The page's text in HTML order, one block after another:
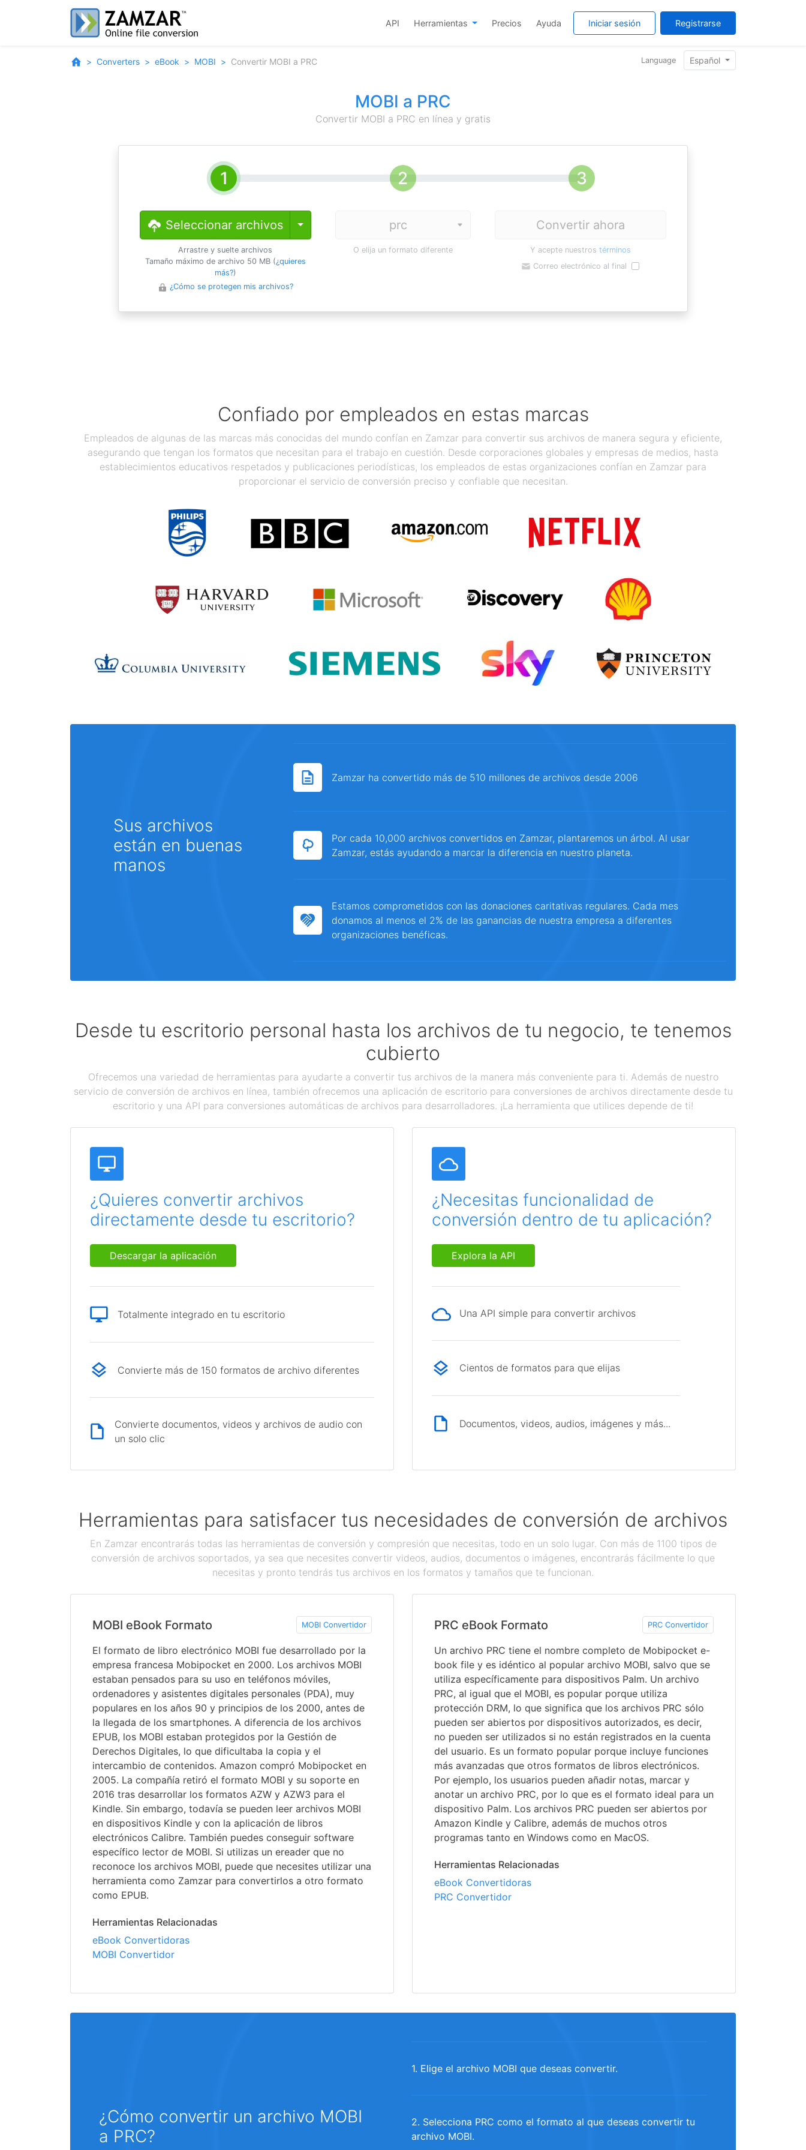
API Herramientas Precios Ayuda Iniciar sesión Registrarse
Converters eBook MOBI Convertir MOBI a PRC Language Español
MOBI a PRC
Convertir MOBI a PRC en línea y gratis
Seleccionar archivos Toggle Dropdown
Arrastre y suelte archivos
Tamaño máximo de archivo 50 MB (¿quieres
más?)
¿Cómo se protegen mis archivos?
O elija un formato diferente
Convertir ahora
Y acepte nuestros términos
Correo electrónico al final
Confiado por empleados en estas marcas
Empleados de algunas de las marcas más conocidas del mundo confían en Zamzar para convertir sus archivos de manera segura y eficiente,
asegurando que tengan los formatos que necesitan para el trabajo en cuestión. Desde corporaciones globales y empresas de medios, hasta
establecimientos educativos respetados y publicaciones periodísticas, los empleados de estas organizaciones confían en Zamzar para
proporcionar el servicio de conversión preciso y confiable que necesitan.
Sus archivos
están en buenas
manos
Zamzar ha convertido más de 510 millones de archivos desde 2006
Por cada 10,000 archivos convertidos en Zamzar, plantaremos un árbol. Al usar
Zamzar, estás ayudando a marcar la diferencia en nuestro planeta.
Estamos comprometidos con las donaciones caritativas regulares. Cada mes
donamos al menos el 2% de las ganancias de nuestra empresa a diferentes
organizaciones benéficas.
Desde tu escritorio personal hasta los archivos de tu negocio, te tenemos
cubierto
Ofrecemos una variedad de herramientas para ayudarte a convertir tus archivos de la manera más conveniente para ti. Además de nuestro
servicio de conversión de archivos en línea, también ofrecemos una aplicación de escritorio para conversiones de archivos directamente desde tu
escritorio y una API para conversiones automáticas de archivos para desarrolladores. ¡La herramienta que utilices depende de ti!
¿Quieres convertir archivos
directamente desde tu escritorio?
Descargar la aplicación
Totalmente integrado en tu escritorio
Convierte más de 150 formatos de archivo diferentes
Convierte documentos, videos y archivos de audio con
un solo clic
¿Necesitas funcionalidad de
conversión dentro de tu aplicación?
Explora la API
Una API simple para convertir archivos
Cientos de formatos para que elijas
Documentos, videos, audios, imágenes y más...
Herramientas para satisfacer tus necesidades de conversión de archivos
En Zamzar encontrarás todas las herramientas de conversión y compresión que necesitas, todo en un solo lugar. Con más de 1100 tipos de
conversión de archivos soportados, ya sea que necesites convertir videos, audios, documentos o imágenes, encontrarás fácilmente lo que
necesitas y pronto tendrás tus archivos en los formatos y tamaños que te funcionan.
MOBI eBook Formato MOBI Convertidor
El formato de libro electrónico MOBI fue desarrollado por la
empresa francesa Mobipocket en 2000. Los archivos MOBI
estaban pensados para su uso en teléfonos móviles,
ordenadores y asistentes digitales personales (PDA), muy
populares en los años 90 y principios de los 2000, antes de
la llegada de los smartphones. A diferencia de los archivos
EPUB, los MOBI estaban protegidos por la Gestión de
Derechos Digitales, lo que dificultaba la copia y el
intercambio de contenidos. Amazon compró Mobipocket en
2005. La compañía retiró el formato MOBI y su soporte en
2016 tras desarrollar los formatos AZW y AZW3 para el
Kindle. Sin embargo, todavía se pueden leer archivos MOBI
en dispositivos Kindle y con la aplicación de libros
electrónicos Calibre. También puedes conseguir software
específico lector de MOBI. Si utilizas un ereader que no
reconoce los archivos MOBI, puede que necesites utilizar una
herramienta como Zamzar para convertirlos a otro formato
como EPUB.
Herramientas Relacionadas
eBook Convertidoras
MOBI Convertidor
PRC eBook Formato PRC Convertidor
Un archivo PRC tiene el nombre completo de Mobipocket e-
book file y es idéntico al popular archivo MOBI, salvo que se
utiliza específicamente para dispositivos Palm. Un archivo
PRC, al igual que el MOBI, es popular porque utiliza
protección DRM, lo que significa que los archivos PRC sólo
pueden ser abiertos por dispositivos autorizados, es decir,
no pueden ser utilizados si no están registrados en la cuenta
del usuario. Es un formato popular porque incluye funciones
más avanzadas que otros formatos de libros electrónicos.
Por ejemplo, los usuarios pueden añadir notas, marcar y
anotar un archivo PRC, por lo que es el formato ideal para un
dispositivo Palm. Los archivos PRC pueden ser abiertos por
Amazon Kindle y Calibre, además de muchos otros
programas tanto en Windows como en MacOS.
Herramientas Relacionadas
eBook Convertidoras
PRC Convertidor
¿Cómo convertir un archivo MOBI
a PRC?
1. Elige el archivo MOBI que deseas convertir.
2. Selecciona PRC como el formato al que deseas convertir tu
archivo MOBI.